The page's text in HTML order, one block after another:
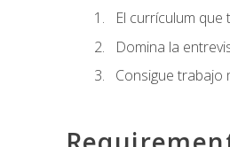
El currículum
Domina la
Consigue trabajo